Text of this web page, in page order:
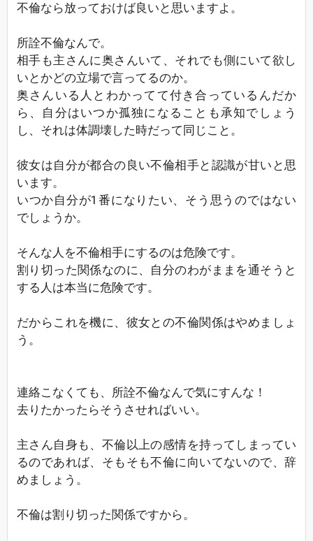
不倫なら放っておけば良いと思いますよ。
所詮不倫なんで。
相手も主さんに奥さんいて、それでも側にいて欲し
いとかどの立場で言ってるのか。
奥さんいる人とわかってて付き合っているんだか
ら、自分はいつか孤独になることも承知でしょう
し、それは体調壊した時だって同じこと。
彼女は自分が都合の良い不倫相手と認識が甘いと思
います。
いつか自分が1番になりたい、そう思うのではない
でしょうか。
そんな人を不倫相手にするのは危険です。
割り切った関係なのに、自分のわがままを通そうと
する人は本当に危険です。
だからこれを機に、彼女との不倫関係はやめましょ
う。
連絡こなくても、所詮不倫なんで気にすんな！
去りたかったらそうさせればいい。
主さん自身も、不倫以上の感情を持ってしまってい
るのであれば、そもそも不倫に向いてないので、辞
めましょう。
不倫は割り切った関係ですから。